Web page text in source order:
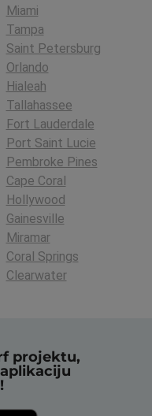
Miami
Tampa
Saint Petersburg
Orlando
Hialeah
Tallahassee
Fort Lauderdale
Port Saint Lucie
Pembroke Pines
Cape Coral
Hollywood
Gainesville
Miramar
Coral Springs
Clearwater
projektu,